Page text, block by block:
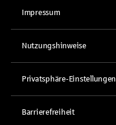
Impressum
Nutzungshinweise
Privatsphäre-Einstellungen
Barrierefreiheit